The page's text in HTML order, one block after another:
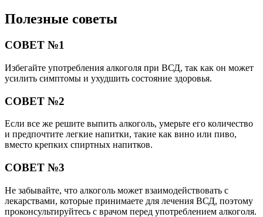
Полезные советы
СОВЕТ №1
Избегайте употребления алкоголя при ВСД, так как он может
усилить симптомы и ухудшить состояние здоровья.
СОВЕТ №2
Если все же решите выпить алкоголь, умерьте его количество
и предпочтите легкие напитки, такие как вино или пиво,
вместо крепких спиртных напитков.
СОВЕТ №3
Не забывайте, что алкоголь может взаимодействовать с
лекарствами, которые принимаете для лечения ВСД, поэтому
проконсультируйтесь с врачом перед употреблением алкоголя.